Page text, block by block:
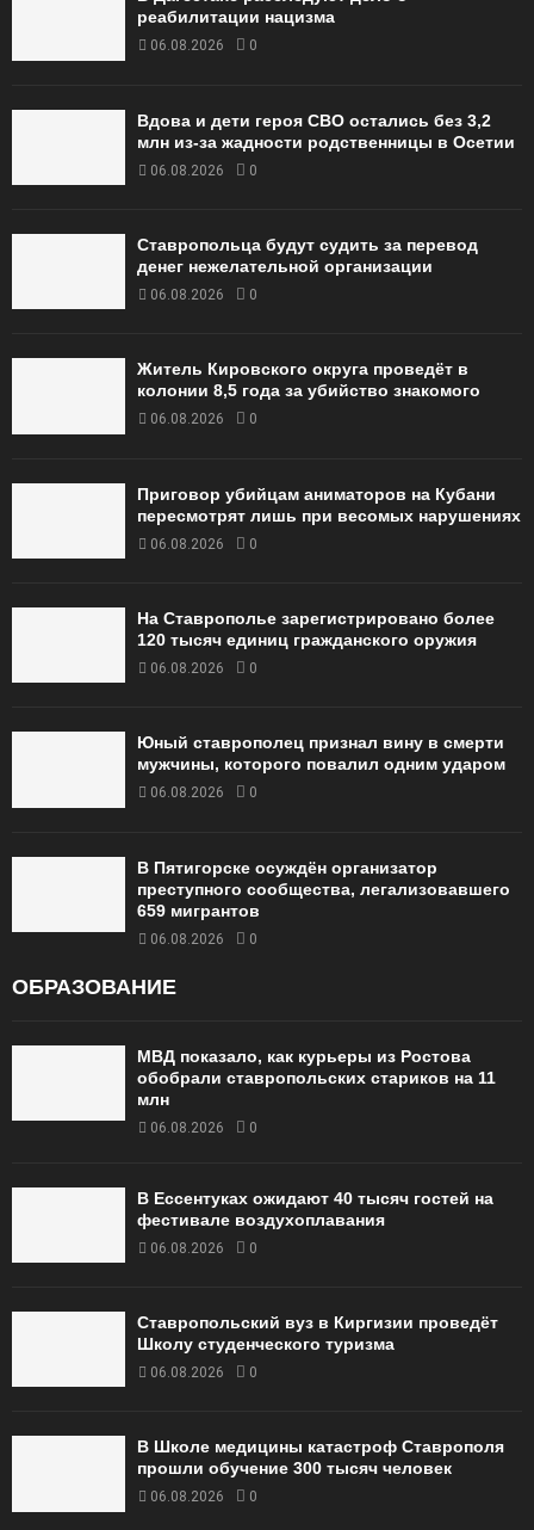
реабилитации нацизма
06.08.2026 0
Вдова и дети героя СВО остались без 3,2
млн из-за жадности родственницы в Осетии
06.08.2026 0
Ставропольца будут судить за перевод
денег нежелательной организации
06.08.2026 0
Житель Кировского округа проведёт в
колонии 8,5 года за убийство знакомого
06.08.2026 0
Приговор убийцам аниматоров на Кубани
пересмотрят лишь при весомых нарушениях
06.08.2026 0
На Ставрополье зарегистрировано более
120 тысяч единиц гражданского оружия
06.08.2026 0
Юный ставрополец признал вину в смерти
мужчины, которого повалил одним ударом
06.08.2026 0
В Пятигорске осуждён организатор
преступного сообщества, легализовавшего
659 мигрантов
06.08.2026 0
ОБРАЗОВАНИЕ
МВД показало, как курьеры из Ростова
обобрали ставропольских стариков на 11
млн
06.08.2026 0
В Ессентуках ожидают 40 тысяч гостей на
фестивале воздухоплавания
06.08.2026 0
Ставропольский вуз в Киргизии проведёт
Школу студенческого туризма
06.08.2026 0
В Школе медицины катастроф Ставрополя
прошли обучение 300 тысяч человек
06.08.2026 0